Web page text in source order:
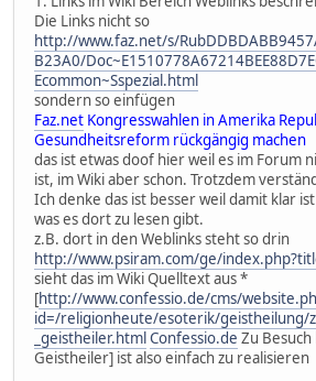
Die Links nicht so
http://www.faz.net/s/
B23A0/
Ecommon~Sspezial.html
sondern so einfügen
Faz.net Kongresswahlen in Amerika
Gesundheitsreform rückgängig machen
das ist etwas doof hier weil es im Forum
ist, im Wiki aber schon. Trotzdem
Ich denke das ist besser weil damit klar
was es dort zu lesen gibt.
z.B. dort in den Weblinks steht so drin
http://www.psiram.com/ge/
sieht das im Wiki Quelltext aus *
[http://www.confessio.de/cms/
id=/religionheute/esoterik/geistheilung/
_geistheiler.htmlConfessio.de Zu
Geistheiler] ist also einfach zu realisieren